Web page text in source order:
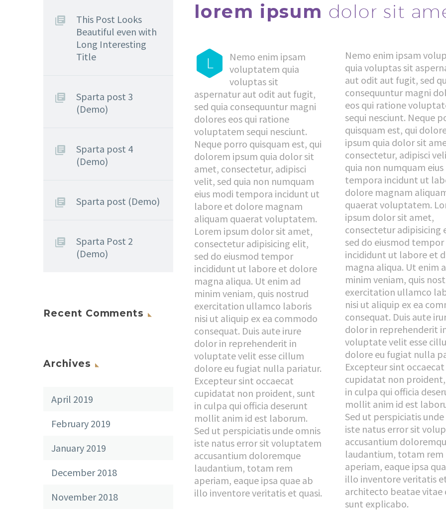
lorem ipsum dolor sit
L
Nemo enim ipsam
voluptatem quia
voluptas sit
aspernatur aut odit aut fugit,
sed quia consequuntur magni
dolores eos qui ratione
voluptatem sequi nesciunt.
Neque porro quisquam est, qui
dolorem ipsum quia dolor sit
amet, consectetur, adipisci
velit, sed quia non numquam
eius modi tempora incidunt ut
labore et dolore magnam
aliquam quaerat voluptatem.
Lorem ipsum dolor sit amet,
consectetur adipisicing elit,
sed do eiusmod tempor
incididunt ut labore et dolore
magna aliqua. Ut enim ad
minim veniam, quis nostrud
exercitation ullamco laboris
nisi ut aliquip ex ea commodo
consequat. Duis aute irure
dolor in reprehenderit in
voluptate velit esse cillum
dolore eu fugiat nulla pariatur.
Excepteur sint occaecat
cupidatat non proident, sunt
in culpa qui officia deserunt
mollit anim id est laborum.
Sed ut perspiciatis unde omnis
iste natus error sit voluptatem
accusantium doloremque
laudantium, totam rem
aperiam, eaque ipsa quae ab
illo inventore veritatis et quasi.
Nemo enim ipsam
quia voluptas sit
aut odit aut fugit, sed
consequuntur magni
eos qui ratione
sequi nesciunt. Neque
quisquam est, qui
ipsum quia dolor sit
consectetur, adipisci
quia non numquam
tempora incidunt ut
dolore magnam
quaerat voluptatem.
ipsum dolor sit amet,
consectetur adipisicing
sed do eiusmod tempor
incididunt ut labore et
magna aliqua. Ut enim
minim veniam, quis
exercitation ullamco
nisi ut aliquip ex ea
consequat. Duis aute
dolor in reprehenderit
voluptate velit esse
dolore eu fugiat nulla
Excepteur sint occaecat
cupidatat non
in culpa qui officia
mollit anim id est
Sed ut perspiciatis
iste natus error sit
accusantium
laudantium, totam rem
aperiam, eaque ipsa
illo inventore veritatis
architecto beatae vitae
sunt explicabo.
This Post Looks
Beautiful even with
Long Interesting
Title
Sparta post 3
(Demo)
Sparta post 4
(Demo)
Sparta post (Demo)
Sparta Post 2
(Demo)
Recent Comments
Archives
April 2019
February 2019
January 2019
December 2018
November 2018